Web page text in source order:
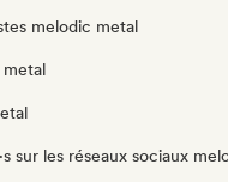
melodic metal
metal
sur les réseaux sociaux